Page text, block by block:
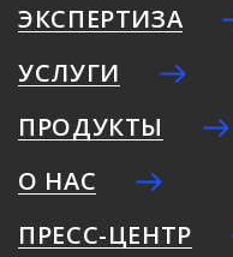
ЭКСПЕРТИЗА
УСЛУГИ
ПРОДУКТЫ
О НАС
ПРЕСС-ЦЕНТР